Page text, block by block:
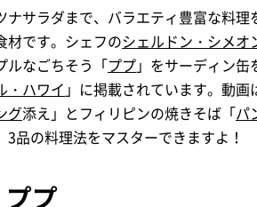
ナサラダまで、バラエティ豊富な料理
材です。シェフのシェルドン・シメオ
ルなごちそう「ププ」をサーディン
・ハワイ 」に掲載されています。動
グ添え」とフィリピンの焼きそば「パ
品の料理法をマスターできますよ！
プ